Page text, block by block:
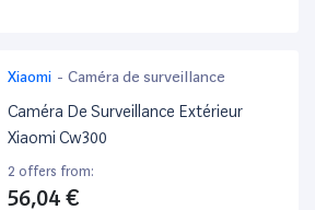
Xiaomi - Caméra de surveillance
Caméra De Surveillance Extérieur
Xiaomi Cw300
2 offers from:
56,04 €